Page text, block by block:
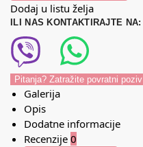
Dodaj u listu želja
ILI NAS KONTAKTIRAJTE NA:
Pitanja? Zatražite povratni poziv
Galerija
Opis
Dodatne informacije
Recenzije 0